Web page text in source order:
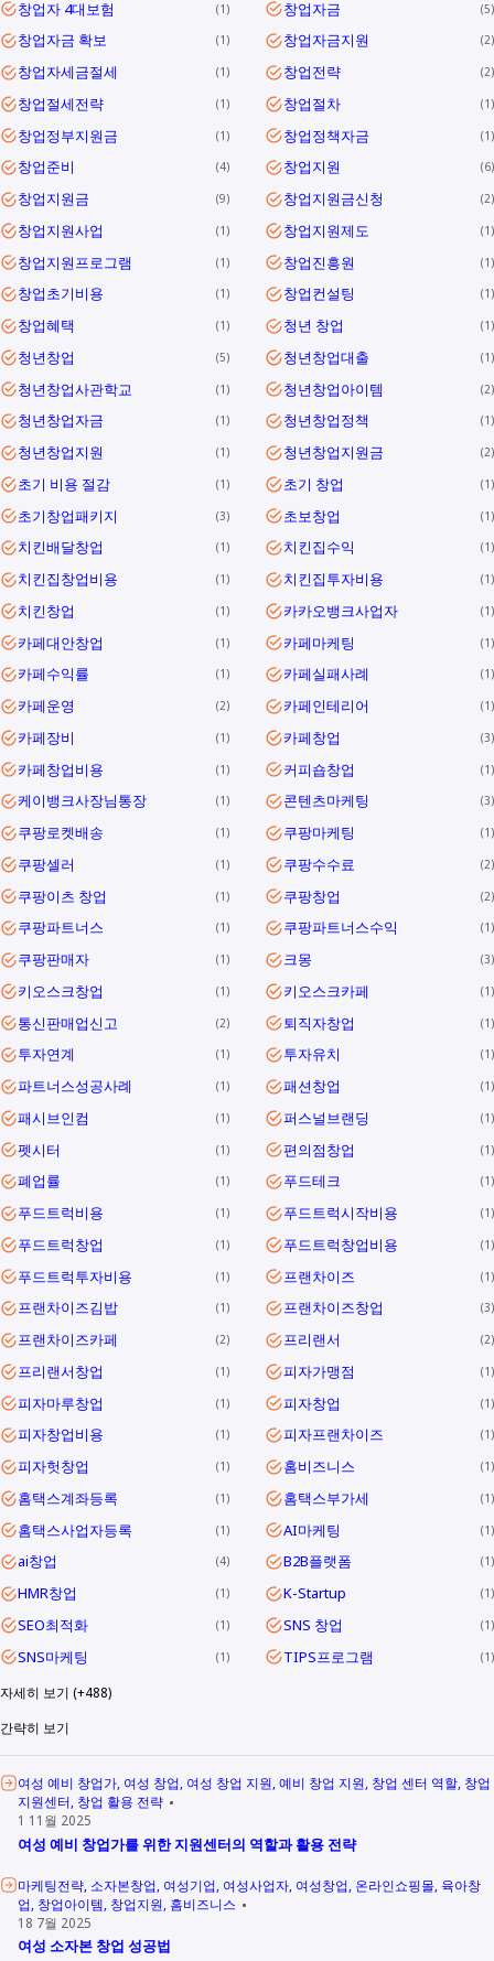
창업자 4대보험 1 창업자금 5
창업자금 확보 1 창업자금지원 2
창업자세금절세 1 창업전략 2
창업절세전략 1 창업절차 1
창업정부지원금 1 창업정책자금 1
창업준비 4 창업지원 6
창업지원금 9 창업지원금신청 2
창업지원사업 1 창업지원제도 1
창업지원프로그램 1 창업진흥원 1
창업초기비용 1 창업컨설팅 1
창업혜택 1 청년 창업 1
청년창업 5 청년창업대출 1
청년창업사관학교 1 청년창업아이템 2
청년창업자금 1 청년창업정책 1
청년창업지원 1 청년창업지원금 2
초기 비용 절감 1 초기 창업 1
초기창업패키지 3 초보창업 1
치킨배달창업 1 치킨집수익 1
치킨집창업비용 1 치킨집투자비용 1
치킨창업 1 카카오뱅크사업자 1
카페대안창업 1 카페마케팅 1
카페수익률 1 카페실패사례 1
카페운영 2 카페인테리어 1
카페장비 1 카페창업 3
카페창업비용 1 커피숍창업 1
케이뱅크사장님통장 1 콘텐츠마케팅 3
쿠팡로켓배송 1 쿠팡마케팅 1
쿠팡셀러 1 쿠팡수수료 2
쿠팡이츠 창업 1 쿠팡창업 2
쿠팡파트너스 1 쿠팡파트너스수익 1
쿠팡판매자 1 크몽 3
키오스크창업 1 키오스크카페 1
통신판매업신고 2 퇴직자창업 1
투자연계 1 투자유치 1
파트너스성공사례 1 패션창업 1
패시브인컴 1 퍼스널브랜딩 1
펫시터 1 편의점창업 1
폐업률 1 푸드테크 1
푸드트럭비용 1 푸드트럭시작비용 1
푸드트럭창업 1 푸드트럭창업비용 1
푸드트럭투자비용 1 프랜차이즈 1
프랜차이즈김밥 1 프랜차이즈창업 3
프랜차이즈카페 2 프리랜서 2
프리랜서창업 1 피자가맹점 1
피자마루창업 1 피자창업 1
피자창업비용 1 피자프랜차이즈 1
피자헛창업 1 홈비즈니스 1
홈택스계좌등록 1 홈택스부가세 1
홈택스사업자등록 1 AI마케팅 1
ai창업 4 B2B플랫폼 1
HMR창업 1 K-Startup 1
SEO최적화 1 SNS 창업 1
SNS마케팅 1 TIPS프로그램 1
자세히 보기 (+488)
간략히 보기
여성 예비 창업가 여성 창업 여성 창업 지원 예비 창업 지원 창업 센터 역할 창업
지원센터 창업 활용 전략
1 11월 2025
여성 예비 창업가를 위한 지원센터의 역할과 활용 전략
마케팅전략 소자본창업 여성기업 여성사업자 여성창업 온라인쇼핑몰 육아창
업 창업아이템 창업지원 홈비즈니스
18 7월 2025
여성 소자본 창업 성공법